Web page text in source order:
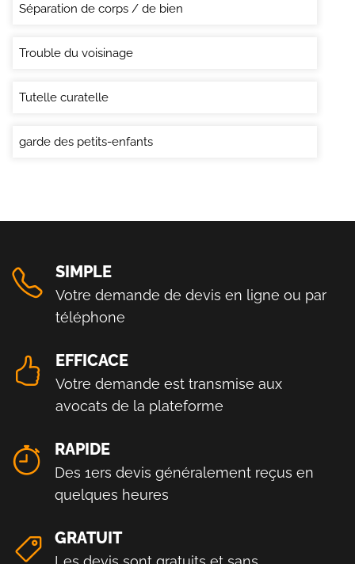
Séparation de corps / de bien
Trouble du voisinage
Tutelle curatelle
garde des petits-enfants
SIMPLE
Votre demande de devis en ligne ou par
téléphone
EFFICACE
Votre demande est transmise aux
avocats de la plateforme
RAPIDE
Des 1ers devis généralement reçus en
quelques heures
GRATUIT